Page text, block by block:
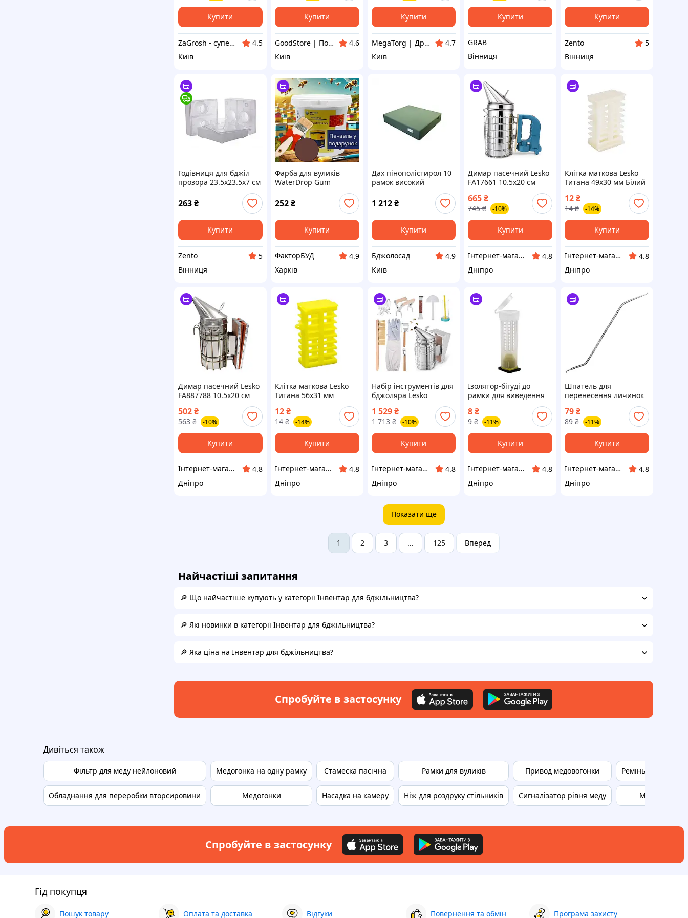
ZaGrosh.com.ua
Купити
ZaGrosh - супермаркет низьких цін
4.5
Київ
Купити
GoodStore | Подарунки, Товари для дому та работи
4.6
Київ
MegaTorg.com.ua
Купити
MegaTorg | Дропшиппінг та Опт
4.7
Київ
Купити
GRAB
Вінниця
Купити
Zento
5
Вінниця
Годівниця для бджіл
прозора 23.5х23.5х7 см
263₴
Купити
Zento
5
Вінниця
Фарба для вуликів
WaterDrop Gum
коричнева
252₴
Купити
ФакторБУД
4.9
Харків
Дах пінополістирол 10
рамок високий
W1015_Z зелений
1 212 ₴
Купити
Бджолосад
4.9
Київ
Димар пасечний Lesko
FA17661 10.5x20 см
Сріблясто-синій (14284-
96031)
665₴
745 ₴ -10%
Купити
Інтернет-магазин "Winner"
4.8
Дніпро
Клітка маткова Lesko
Титана 49x30 мм Білий
12₴
14 ₴ -14%
Купити
Інтернет-магазин "Winner"
4.8
Дніпро
Димар пасечний Lesko
FA887788 10.5x20 см
Сріблясто-коричневий
(14287-96028)
502₴
563 ₴ -10%
Купити
Інтернет-магазин "Winner"
4.8
Дніпро
Клітка маткова Lesko
Титана 56x31 мм
Жовтий (14290-95995)
12₴
14 ₴ -14%
Купити
Інтернет-магазин "Winner"
4.8
Дніпро
Набір інструментів для
бджоляра Lesko
предметів
Різнобарвний (14285-
96032)
1 529 ₴
1 713 ₴ -10%
Купити
Інтернет-магазин "Winner"
4.8
Дніпро
Ізолятор-бігуді до
рамки для виведення
бджіл Lesko 01 25,8 см
10938-60441
8₴
9 ₴ -11%
Купити
Інтернет-магазин "Winner"
4.8
Дніпро
Шпатель для
перенесення личинок
європейський (10948-
60452)
79₴
89 ₴ -11%
Купити
Інтернет-магазин "Winner"
4.8
Дніпро
Показати ще
1 2 3 ... 125 Вперед
Найчастіші запитання
🔎 Що найчастіше купують у категорії Інвентар для бджільництва?
🔎 Які новинки в категорії Інвентар для бджільництва?
🔎 Яка ціна на Інвентар для бджільництва?
Спробуйте в застосунку
Дивіться також
Фільтр для меду нейлоновий
Обладнання для переробки вторсировини
Медогонка на одну рамку
Медогонки
Стамеска пасічна
Насадка на камеру
Рамки для вуликів
Ніж для роздруку стільників
Привод медовогонки
Сигналізатор рівня меду
Ремінь для
Матка
Спробуйте в застосунку
Гід покупця
Пошук товару Оплата та доставка Відгуки Повернення та обмін Програма захисту